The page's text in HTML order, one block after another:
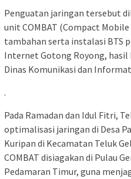
Penguatan jaringan tersebut
unit COMBAT (Compact
tambahan serta instalasi BTS
Internet Gotong Royong, hasil
Dinas Komunikasi dan
.
Pada Ramadan dan Idul Fitri,
optimalisasi jaringan di Desa
Kuripan di Kecamatan Teluk
COMBAT disiagakan di Pulau
Pedamaran Timur, guna